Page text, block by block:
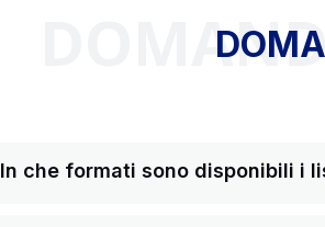
In che formati sono disponibili i